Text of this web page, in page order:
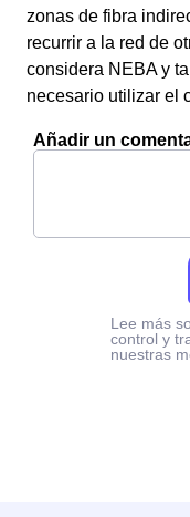
zonas de fibra
recurrir a la red de
considera NEBA y
necesario utilizar el
Añadir un
Lee más
control y
nuestras